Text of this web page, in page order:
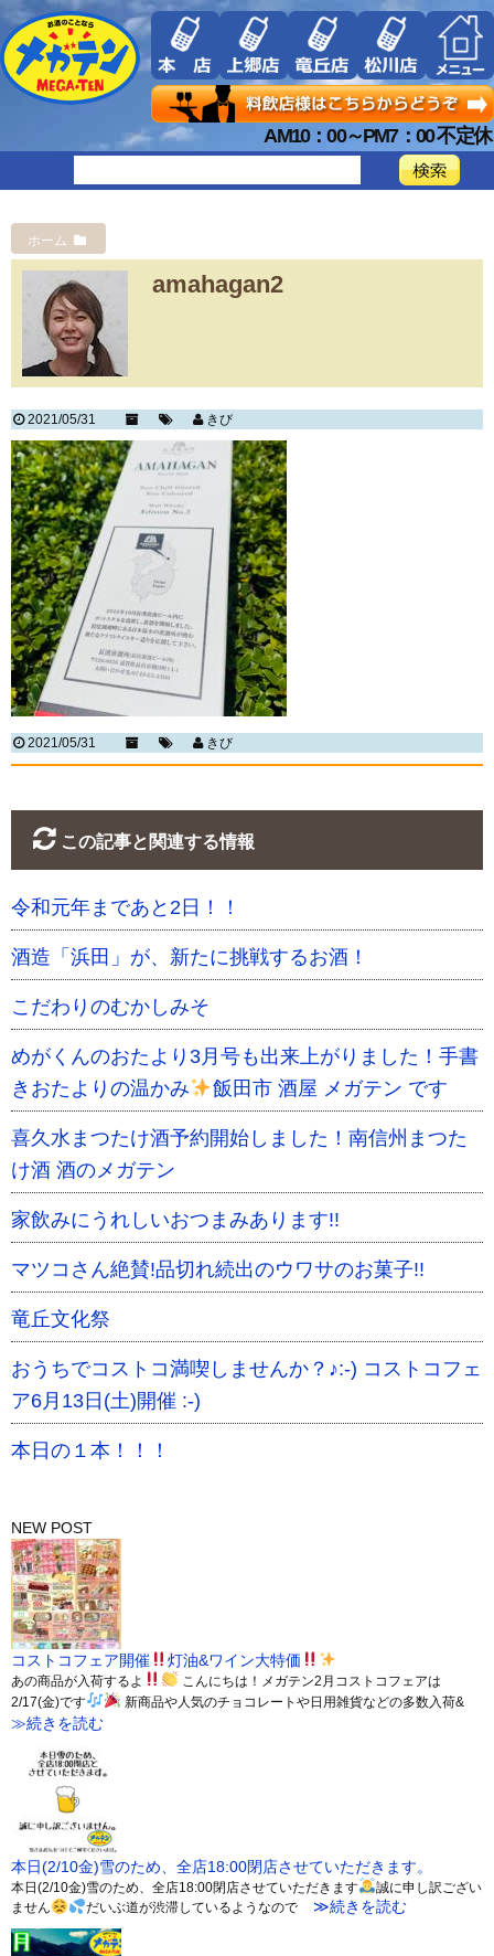
AM10：00～PM7：00 不定休
ホーム
amahagan2
2021/05/31 きび
2021/05/31 きび
この記事と関連する情報
令和元年まであと2日！！
酒造「浜田」が、新たに挑戦するお酒！
こだわりのむかしみそ
めがくんのおたより3月号も出来上がりました！手書
きおたよりの温かみ
飯田市 酒屋 メガテン です
喜久水まつたけ酒予約開始しました！南信州まつた
け酒 酒のメガテン
家飲みにうれしいおつまみあります!!
マツコさん絶賛!品切れ続出のウワサのお菓子!!
竜丘文化祭
おうちでコストコ満喫しませんか？♪:-) コストコフェ
ア6月13日(土)開催 :-)
本日の１本！！！
NEW POST
コストコフェア開催 灯油&ワイン大特価
あの商品が入荷するよ
こんにちは！メガテン2月コストコフェアは
2/17(金)です
新商品や人気のチョコレートや日用雑貨などの多数入荷&
≫続きを読む
本日(2/10金)雪のため、全店18:00閉店させていただきます。
本日(2/10金)雪のため、全店18:00閉店させていただきます
誠に申し訳ござい
ません
だいぶ道が渋滞しているようなので≫続きを読む